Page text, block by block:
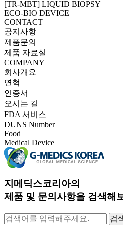
[TR-MBT] LIQUID BIOPSY
ECO-BIO DEVICE
CONTACT
공지사항
제품문의
제품 자료실
COMPANY
회사개요
연혁
인증서
오시는 길
FDA 서비스
DUNS Number
Food
Medical Device
지메딕스코리아의
제품 및 문의사항을 검색해
검